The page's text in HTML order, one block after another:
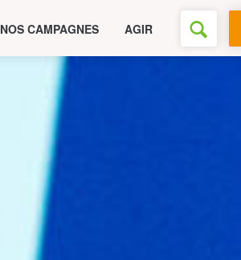
NOS CAMPAGNES AGIR